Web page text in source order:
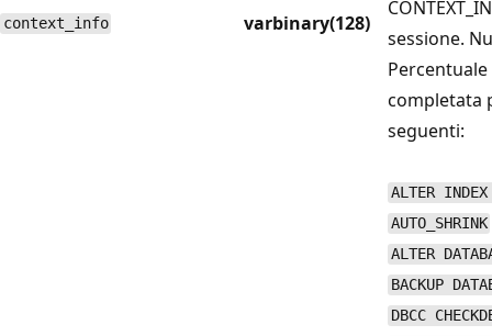
context_info varbinary(128)
sessione.
completata
seguenti:
ALTER INDEX
AUTO_SHRINK
ALTER
BACKUP
DBCC